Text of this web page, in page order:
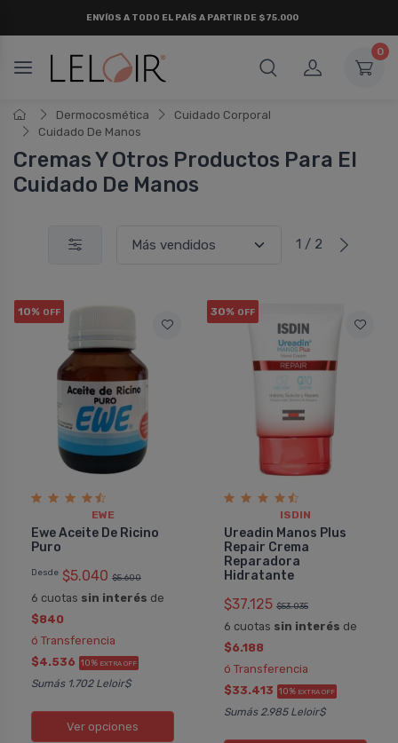
0
Dermocosmética
Cuidado Corporal
Cuidado De Manos
Cremas Y Otros Productos Para El
Cuidado De Manos
1 / 2
10% OFF
EWE
Ewe Aceite De Ricino
Puro
Desde $5.040 $5.600
6 cuotas sin interés de
$840
ó Transferencia
$4.536 10% EXTRA OFF
Sumás 1.702 Leloir$
Ver opciones
30% OFF
ISDIN
Ureadin Manos Plus
Repair Crema
Reparadora
Hidratante
$37.125 $53.035
6 cuotas sin interés de
$6.188
ó Transferencia
$33.413 10% EXTRA OFF
Sumás 2.985 Leloir$